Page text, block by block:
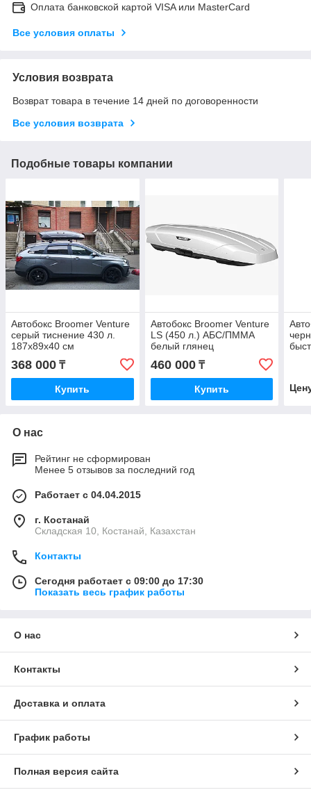
Оплата банковской картой VISA или MasterCard
Все условия оплаты
Условия возврата
Возврат товара в течение 14 дней по договоренности
Все условия возврата
Подобные товары компании
Автобокс Broomer Venture
серый тиснение 430 л.
187х89х40 см
368 000 ₸
Купить
Автобокс Broomer Venture
LS (450 л.) АБС/ПММА
белый глянец
460 000₸
Купить
О нас
Рейтинг не сформирован
Менее 5 отзывов за последний год
Работает с 04.04.2015
г. Костанай
Складская 10, Костанай, Казахстан
Контакты
Сегодня работает с 09:00 до 17:30
Показать весь график работы
О нас
Контакты
Доставка и оплата
График работы
Полная версия сайта